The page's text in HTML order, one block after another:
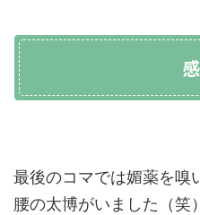
最後のコマでは媚薬を嗅
腰の太博がいました（笑）